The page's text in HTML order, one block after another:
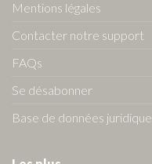
Mentions légales
Contacter notre support
FAQs
Se désabonner
Base de données juridique